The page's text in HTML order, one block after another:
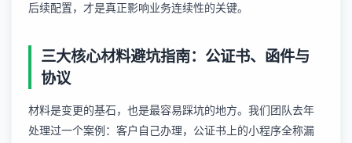
后续配置，才是真正影响业务连续性的关键。
三大核心材料避坑指南：公证书、函件与
协议
材料是变更的基石，也是最容易踩坑的地方。我们团队去年
处理过一个案例：客户自己办理，公证书上的小程序全称漏